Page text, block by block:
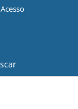
Acesso